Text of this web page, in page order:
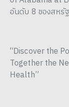
อันดับ 8 ของสหรั
“Discover the
Together the
Health”